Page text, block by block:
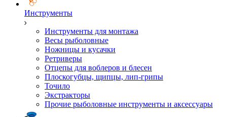
Инструменты
Инструменты для монтажа
Весы рыболовные
Ножницы и кусачки
Ретриверы
Отцепы для воблеров и блесен
Плоскогубцы, щипцы, лип-грипы
Точило
Экстракторы
Прочие рыболовные инструменты и аксессуары